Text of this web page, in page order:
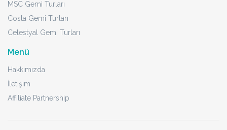
MSC Gemi Turları
Costa Gemi Turları
Celestyal Gemi Turları
Menü
Hakkımızda
İletişim
Affiliate Partnership